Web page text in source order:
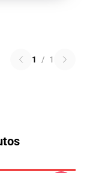
1 / 1